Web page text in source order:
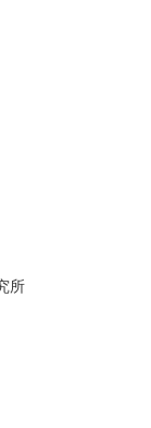
所